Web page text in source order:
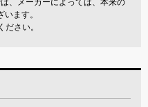
ます。
さい。